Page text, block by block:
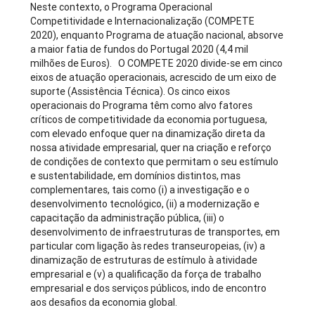
Neste contexto, o Programa Operacional
Competitividade e Internacionalização (COMPETE
2020), enquanto Programa de atuação nacional, absorve
a maior fatia de fundos do Portugal 2020 (4,4 mil
milhões de Euros). O COMPETE 2020 divide-se em cinco
eixos de atuação operacionais, acrescido de um eixo de
suporte (Assistência Técnica). Os cinco eixos
operacionais do Programa têm como alvo fatores
críticos de competitividade da economia portuguesa,
com elevado enfoque quer na dinamização direta da
nossa atividade empresarial, quer na criação e reforço
de condições de contexto que permitam o seu estímulo
e sustentabilidade, em domínios distintos, mas
complementares, tais como (i) a investigação e o
desenvolvimento tecnológico, (ii) a modernização e
capacitação da administração pública, (iii) o
desenvolvimento de infraestruturas de transportes, em
particular com ligação às redes transeuropeias, (iv) a
dinamização de estruturas de estímulo à atividade
empresarial e (v) a qualificação da força de trabalho
empresarial e dos serviços públicos, indo de encontro
aos desafios da economia global.